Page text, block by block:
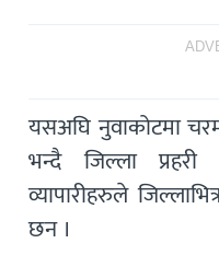
यसअघि नुवाकोटमा
भन्दै जिल्ला
व्यापारीहरुले
छन ।